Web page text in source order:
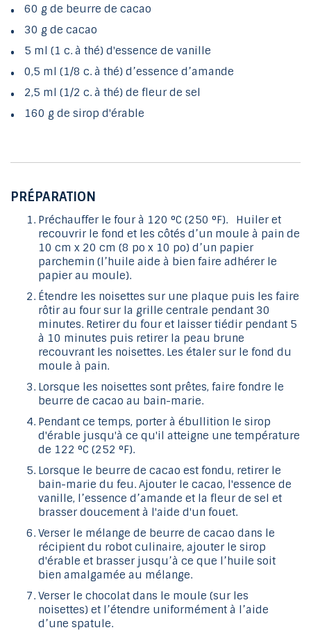
60 g de beurre de cacao
30 g de cacao
5 ml (1 c. à thé) d'essence de vanille
0,5 ml (1/8 c. à thé) d’essence d’amande
2,5 ml (1/2 c. à thé) de fleur de sel
160 g de sirop d'érable
PRÉPARATION
Préchauffer le four à 120 °C (250 °F). Huiler et
recouvrir le fond et les côtés d’un moule à pain de
10 cm x 20 cm (8 po x 10 po) d’un papier
parchemin (l’huile aide à bien faire adhérer le
papier au moule).
Étendre les noisettes sur une plaque puis les faire
rôtir au four sur la grille centrale pendant 30
minutes. Retirer du four et laisser tiédir pendant 5
à 10 minutes puis retirer la peau brune
recouvrant les noisettes. Les étaler sur le fond du
moule à pain.
Lorsque les noisettes sont prêtes, faire fondre le
beurre de cacao au bain-marie.
Pendant ce temps, porter à ébullition le sirop
d'érable jusqu'à ce qu'il atteigne une température
de 122 °C (252 °F).
Lorsque le beurre de cacao est fondu, retirer le
bain-marie du feu. Ajouter le cacao, l'essence de
vanille, l’essence d’amande et la fleur de sel et
brasser doucement à l'aide d'un fouet.
Verser le mélange de beurre de cacao dans le
récipient du robot culinaire, ajouter le sirop
d'érable et brasser jusqu’à ce que l’huile soit
bien amalgamée au mélange.
Verser le chocolat dans le moule (sur les
noisettes) et l’étendre uniformément à l’aide
d’une spatule.